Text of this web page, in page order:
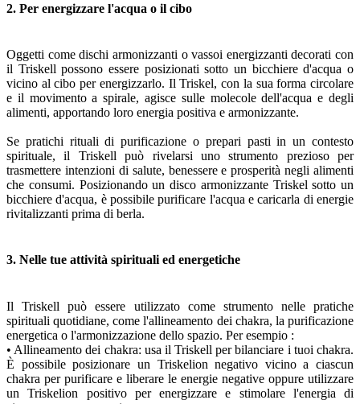
2. Per energizzare l'acqua o il cibo
Oggetti come dischi armonizzanti o vassoi energizzanti decorati con
il Triskell possono essere posizionati sotto un bicchiere d'acqua o
vicino al cibo per energizzarlo. Il Triskel, con la sua forma circolare
e il movimento a spirale, agisce sulle molecole dell'acqua e degli
alimenti, apportando loro energia positiva e armonizzante.
Se pratichi rituali di purificazione o prepari pasti in un contesto
spirituale, il Triskell può rivelarsi uno strumento prezioso per
trasmettere intenzioni di salute, benessere e prosperità negli alimenti
che consumi. Posizionando un disco armonizzante Triskel sotto un
bicchiere d'acqua, è possibile purificare l'acqua e caricarla di energie
rivitalizzanti prima di berla.
3. Nelle tue attività spirituali ed energetiche
Il Triskell può essere utilizzato come strumento nelle pratiche
spirituali quotidiane, come l'allineamento dei chakra, la purificazione
energetica o l'armonizzazione dello spazio. Per esempio :
• Allineamento dei chakra: usa il Triskell per bilanciare i tuoi chakra.
È possibile posizionare un Triskelion negativo vicino a ciascun
chakra per purificare e liberare le energie negative oppure utilizzare
un Triskelion positivo per energizzare e stimolare l'energia di